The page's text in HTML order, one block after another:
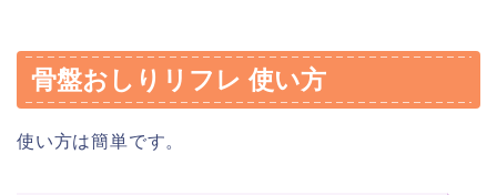
骨盤おしりリフレ 使い方
使い方は簡単です。